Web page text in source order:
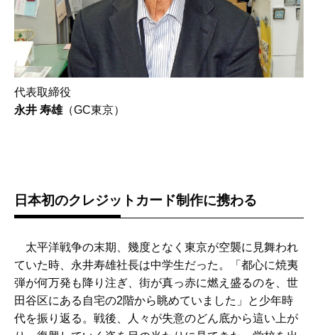
代表取締役
永井 寿雄（GC東京）
日本初のクレジットカード制作に携わる
太平洋戦争の末期、幾度となく東京が空襲に見舞われ
ていた時、永井寿雄社長は中学生だった。「都心に焼夷
弾が何万発も降り注ぎ、街が真っ赤に燃え盛るのを、世
田谷区にある自宅の2階から眺めていました」と少年時
代を振り返る。戦後、人々が失意のどん底から這い上が